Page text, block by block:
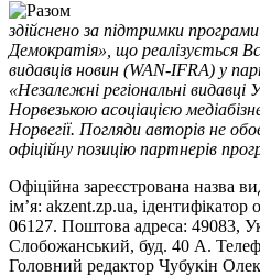
здійснено за підтримки
Демократія», що реалізується
видавців новин (WAN-IFRA) у
«Незалежні регіональні
Норвезькою асоціацією
Норвегії. Погляди авторів не
офіційну позицію партнерів
Офіційна зареєстрована назва
ім’я: akzent.zp.ua, ідентифікатор
06127. Поштова адреса: 49083,
Слобожанський, буд. 40 А.
Головний редактор Чубукін